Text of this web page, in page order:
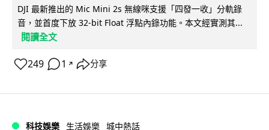
DJI 最新推出的 Mic Mini 2s 無線咪支援「四發一收」分軌錄
音，並首度下放 32-bit Float 浮點內錄功能。本文經實測其...
閱讀全文
249 1 ↗ 分享
科技娛樂 生活娛樂 城中熱話